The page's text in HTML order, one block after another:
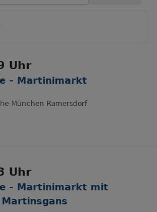
Uhr
- Martinimarkt
München Ramersdorf
Uhr
- Martinimarkt mit